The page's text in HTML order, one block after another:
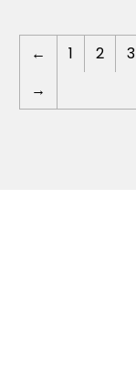
← 1 2 3
→